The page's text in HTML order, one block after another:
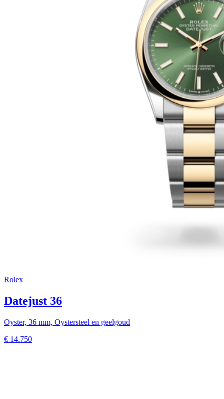
Rolex
Datejust 36
Oyster, 36 mm, Oystersteel en geelgoud
€ 14.750